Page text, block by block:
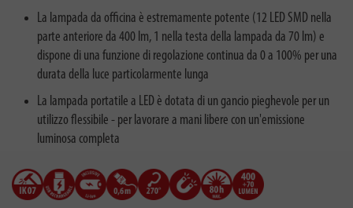
La lampada da officina è estremamente potente (12 LED SMD nella
parte anteriore da 400 lm, 1 nella testa della lampada da 70 lm) e
dispone di una funzione di regolazione continua da 0 a 100% per una
durata della luce particolarmente lunga
La lampada portatile a LED è dotata di un gancio pieghevole per un
utilizzo flessibile - per lavorare a mani libere con un'emissione
luminosa completa